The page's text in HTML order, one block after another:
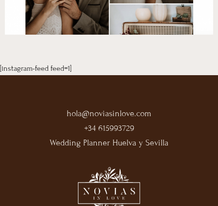
[instagram-feed feed=1]
hola@noviasinlove.com
+34 615993729
Wedding Planner Huelva y Sevilla